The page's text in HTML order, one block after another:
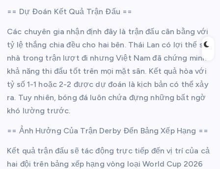
== Dự Đoán Kết Quả Trận Đấu ==
Các chuyên gia nhận định đây là trận đấu cân bằng với
tỷ lệ thắng chia đều cho hai bên. Thái Lan có lợi thế sân
nhà trong trận lượt đi nhưng Việt Nam đã chứng minh
khả năng thi đấu tốt trên mọi mặt sân. Kết quả hòa với
tỷ số 1-1 hoặc 2-2 được dự đoán là kịch bản có thể xảy
ra. Tuy nhiên, bóng đá luôn chứa đựng những bất ngờ
khó lường trước.
== Ảnh Hưởng Của Trận Derby Đến Bảng Xếp Hạng ==
Kết quả trận đấu sẽ tác động trực tiếp đến vị trí của cả
hai đội trên bảng xếp hạng vòng loại World Cup 2026